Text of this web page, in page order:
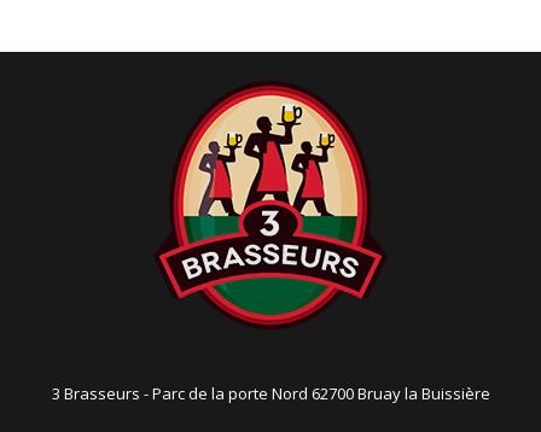
o
3 Brasseurs - Parc de la porte Nord 62700 Bruay la Buissière